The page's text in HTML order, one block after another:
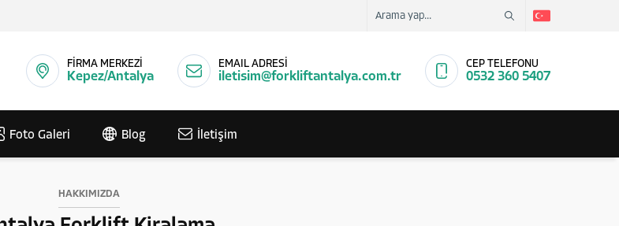
FİRMA MERKEZİ
Kepez/Antalya
EMAIL ADRESİ
iletisim@forkliftantalya.com.tr
CEP TELEFONU
0532 360 5407
Foto Galeri Blog İletişim
HAKKIMIZDA